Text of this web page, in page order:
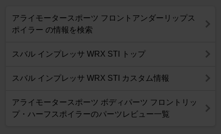
アライモータースポーツ フロントアンダーリップス
ポイラー の情報を検索
スバル インプレッサ WRX STI トップ
スバル インプレッサ WRX STI カスタム情報
アライモータースポーツ ボディパーツ フロントリッ
プ・ハーフスポイラーのパーツレビュー一覧